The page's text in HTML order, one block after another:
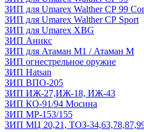
ЗИП для Umarex Walther СР 99
ЗИП для Umarex Walther СР Sport
ЗИП для Umarex XBG
ЗИП Аникс
ЗИП для Атаман М1 / Атаман М
ЗИП огнестрельное оружие
ЗИП Hatsan
ЗИП ВПО-205
ЗИП ИЖ-27,ИЖ-18, ИЖ-43
ЗИП КО-91/94 Мосина
ЗИП МР-153/155
ЗИП МЦ 20,21, ТОЗ-